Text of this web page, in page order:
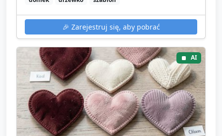
🎉 Zarejestruj się, aby pobrać
AI